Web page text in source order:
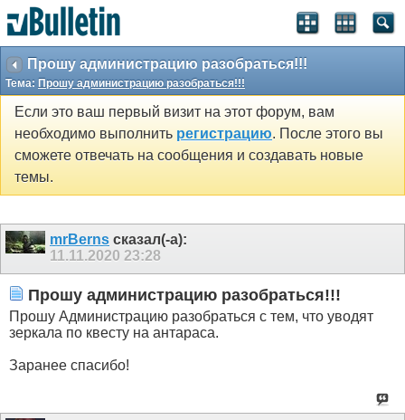
Прошу администрацию разобраться!!!
Тема: Прошу администрацию разобраться!!!
Если это ваш первый визит на этот форум, вам
необходимо выполнить регистрацию. После этого вы
сможете отвечать на сообщения и создавать новые
темы.
mrBerns сказал(-а):
11.11.2020 23:28
Прошу администрацию разобраться!!!
Прошу Администрацию разобраться с тем, что уводят
зеркала по квесту на антараса.
Заранее спасибо!